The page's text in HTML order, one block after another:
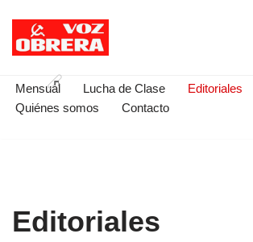
Saltar
contenido
Mensual Lucha de Clase Editoriales
Quiénes somos
Contacto
Editoriales